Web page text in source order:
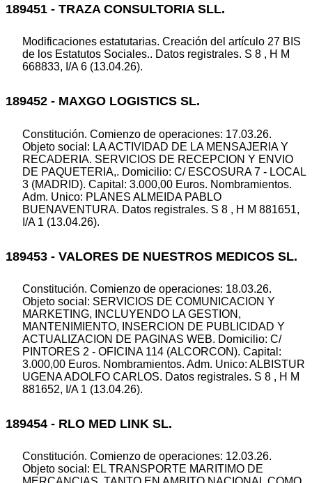
189451 - TRAZA CONSULTORIA SLL.
Modificaciones estatutarias. Creación del artículo 27 BIS
de los Estatutos Sociales.. Datos registrales. S 8 , H M
668833, I/A 6 (13.04.26).
189452 - MAXGO LOGISTICS SL.
Constitución. Comienzo de operaciones: 17.03.26.
Objeto social: LA ACTIVIDAD DE LA MENSAJERIA Y
RECADERIA. SERVICIOS DE RECEPCION Y ENVIO
DE PAQUETERIA,. Domicilio: C/ ESCOSURA 7 - LOCAL
3 (MADRID). Capital: 3.000,00 Euros. Nombramientos.
Adm. Unico: PLANES ALMEIDA PABLO
BUENAVENTURA. Datos registrales. S 8 , H M 881651,
I/A 1 (13.04.26).
189453 - VALORES DE NUESTROS MEDICOS SL.
Constitución. Comienzo de operaciones: 18.03.26.
Objeto social: SERVICIOS DE COMUNICACION Y
MARKETING, INCLUYENDO LA GESTION,
MANTENIMIENTO, INSERCION DE PUBLICIDAD Y
ACTUALIZACION DE PAGINAS WEB. Domicilio: C/
PINTORES 2 - OFICINA 114 (ALCORCON). Capital:
3.000,00 Euros. Nombramientos. Adm. Unico: ALBISTUR
UGENA ADOLFO CARLOS. Datos registrales. S 8 , H M
881652, I/A 1 (13.04.26).
189454 - RLO MED LINK SL.
Constitución. Comienzo de operaciones: 12.03.26.
Objeto social: EL TRANSPORTE MARITIMO DE